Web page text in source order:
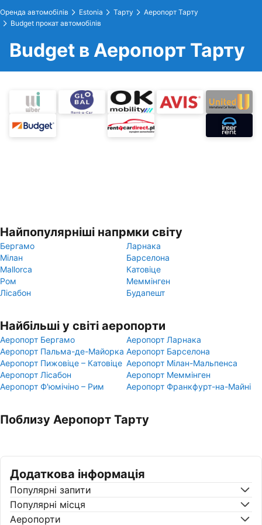
Оренда автомобілів Estonia Тарту
Аеропорт Тарту
Budget прокат автомобілів
Budget в Аеропорт Тарту
Найпопулярніші напрмки світу
Бергамо
Ларнака
Мілан
Барселона
Mallorca
Катовіце
Ром
Меммінген
Лісабон
Будапешт
Найбільші у світі аеропорти
Аеропорт Бергамо
Аеропорт Ларнака
Аеропорт Пальма-де-Майорка Аеропорт Барселона
Аеропорт Пижовіце – Катовіце Аеропорт Мілан-Мальпенса
Аеропорт Лісабон
Аеропорт Меммінген
Аеропорт Ф'юмічіно – Рим
Аеропорт Франкфурт-на-Майні
Поблизу Аеропорт Тарту
Додаткова інформація
Популярні запити
Популярні місця
Аеропорти